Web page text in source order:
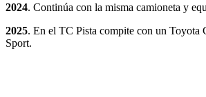
2024. Continúa con la misma camioneta y
2025. En el TC Pista compite con un Toyota
Sport.